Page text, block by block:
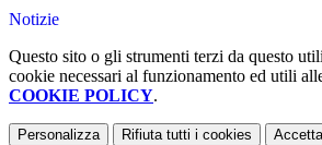
Notizie
Questo sito o gli strumenti terzi da questo
cookie necessari al funzionamento ed utili
COOKIE POLICY.
Personalizza Rifiuta tutti i cookies